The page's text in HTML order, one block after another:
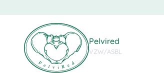
to
content
Pelvired
VZW/ASBL